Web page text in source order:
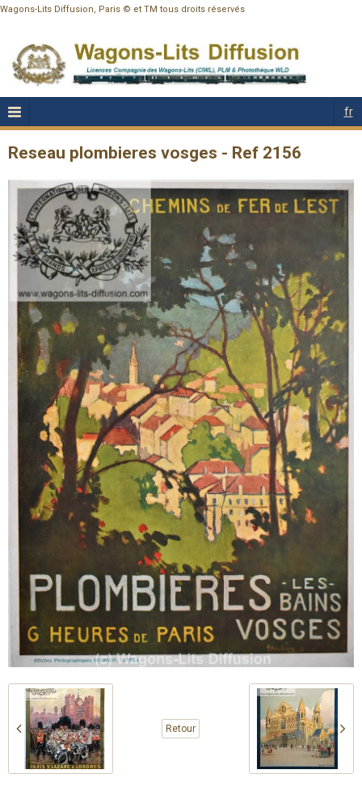
Wagons-Lits Diffusion, Paris © et TM tous droits réservés
fr
Reseau plombieres vosges - Ref 2156
Retour